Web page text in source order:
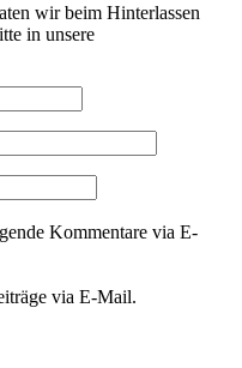
wir beim Hinterlassen
in unsere
Kommentare via E-
via E-Mail.